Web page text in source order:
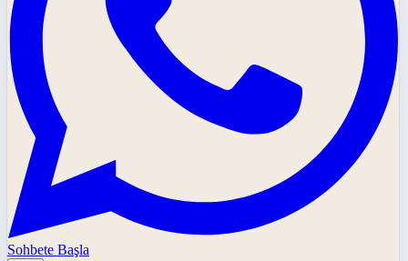
Sohbete Başla